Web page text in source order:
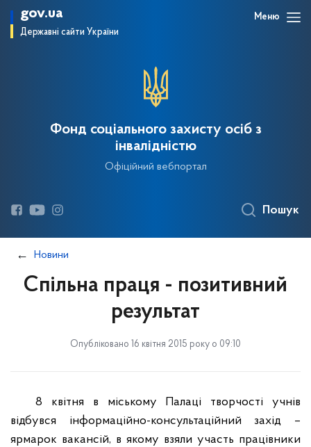
gov.ua
Державні сайти України
Меню
Фонд соціального захисту осіб з
інвалідністю
Офіційний вебпортал
Пошук
Новини
Спільна праця - позитивний
результат
Опубліковано 16 квітня 2015 року о 09:10
8 квітня в міському Палаці творчості учнів
відбувся інформаційно-консультаційний захід –
ярмарок вакансій, в якому взяли участь працівники